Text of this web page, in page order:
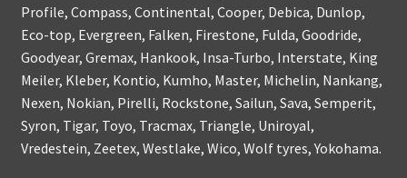
Profile, Compass, Continental, Cooper, Debica, Dunlop,
Eco-top, Evergreen, Falken, Firestone, Fulda, Goodride,
Goodyear, Gremax, Hankook, Insa-Turbo, Interstate, King
Meiler, Kleber, Kontio, Kumho, Master, Michelin, Nankang,
Nexen, Nokian, Pirelli, Rockstone, Sailun, Sava, Semperit,
Syron, Tigar, Toyo, Tracmax, Triangle, Uniroyal,
Vredestein, Zeetex, Westlake, Wico, Wolf tyres, Yokohama.